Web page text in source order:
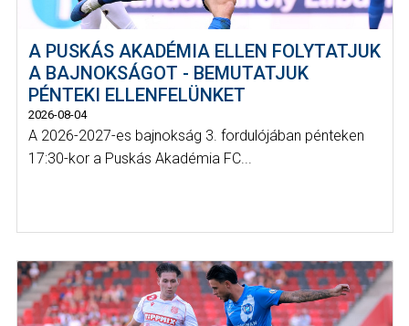
A PUSKÁS AKADÉMIA ELLEN FOLYTATJUK
A BAJNOKSÁGOT - BEMUTATJUK
PÉNTEKI ELLENFELÜNKET
2026-08-04
A 2026-2027-es bajnokság 3. fordulójában pénteken
17:30-kor a Puskás Akadémia FC...